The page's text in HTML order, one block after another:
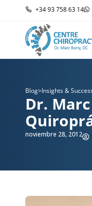
+34 93 758 63 14
Blog>Insights &
Dr.
noviembre 28, 2012